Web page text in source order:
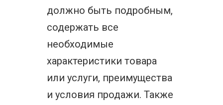
должно быть подробным,
содержать все
необходимые
характеристики товара
или услуги, преимущества
и условия продажи. Также